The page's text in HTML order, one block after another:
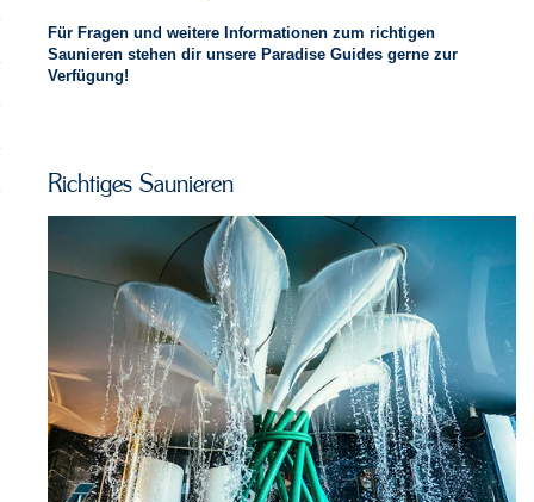
Für Fragen und weitere Informationen zum richtigen
Saunieren stehen dir unsere Paradise Guides gerne zur
Verfügung!
Richtiges Saunieren